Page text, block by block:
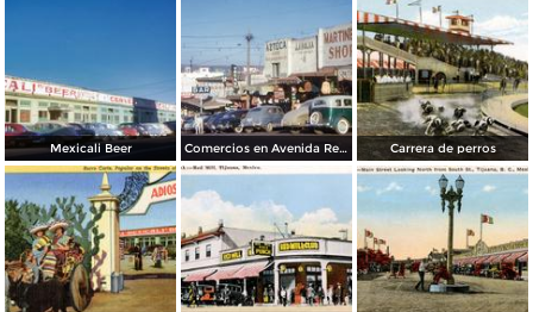
Mexicali Beer Comercios en Avenida Revolución Carrera de perros